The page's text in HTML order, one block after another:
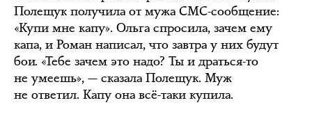
Полещук получила от мужа СМС-сообщение:
«Купи мне капу». Ольга спросила, зачем ему
капа, и Роман написал, что завтра у них будут
бои. «Тебе зачем это надо? Ты и драться-то
не умеешь», — сказала Полещук. Муж
не ответил. Капу она всё-таки купила.